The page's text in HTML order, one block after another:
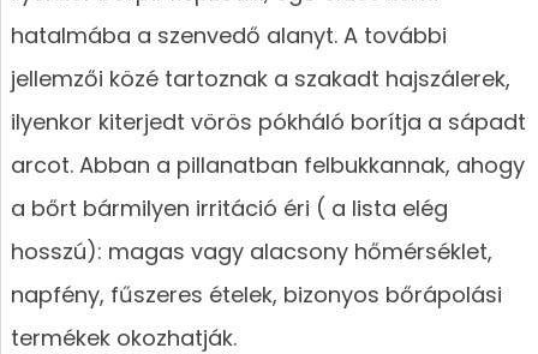
hatalmába a szenvedő alanyt. A további
jellemzői közé tartoznak a szakadt hajszálerek,
ilyenkor kiterjedt vörös pókháló borítja a sápadt
arcot. Abban a pillanatban felbukkannak, ahogy
a bőrt bármilyen irritáció éri ( a lista elég
hosszú): magas vagy alacsony hőmérséklet,
napfény, fűszeres ételek, bizonyos bőrápolási
termékek okozhatják.